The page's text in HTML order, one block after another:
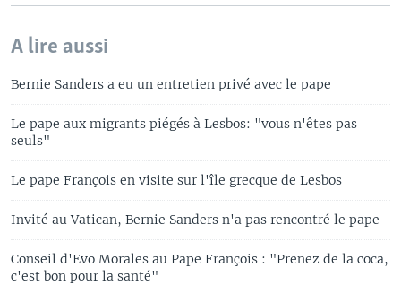
A lire aussi
Bernie Sanders a eu un entretien privé avec le pape
Le pape aux migrants piégés à Lesbos: "vous n'êtes pas
seuls"
Le pape François en visite sur l'île grecque de Lesbos
Invité au Vatican, Bernie Sanders n'a pas rencontré le pape
Conseil d'Evo Morales au Pape François : "Prenez de la coca,
c'est bon pour la santé"